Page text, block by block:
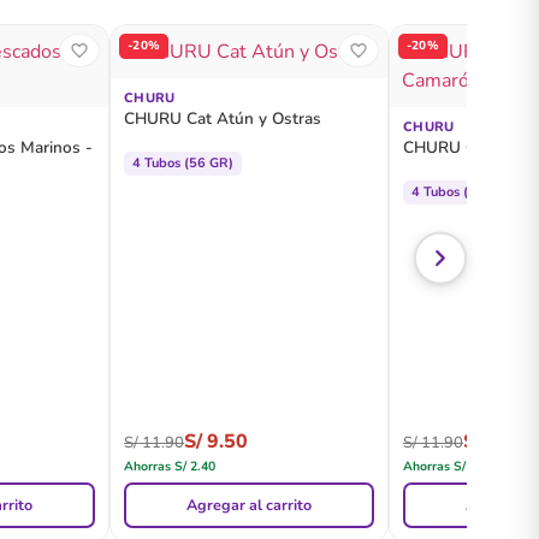
Marinos -
-20%
CHURU
CHURU Cat Atún y Ostras
4 Tubos (56 GR)
S/11.90S/9.50
AhorrasS/2.40
Agregar al carrito
-20%
CHURU
CHURU Cat
4 Tubos (56 GR)
S/11.90S/
Ahorras S/2.40
Agregar